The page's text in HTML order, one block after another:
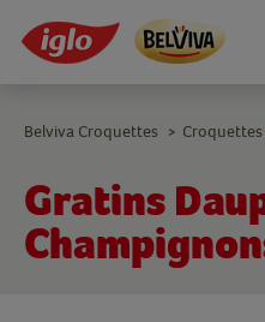
Gratins
Belviva Croquettes >